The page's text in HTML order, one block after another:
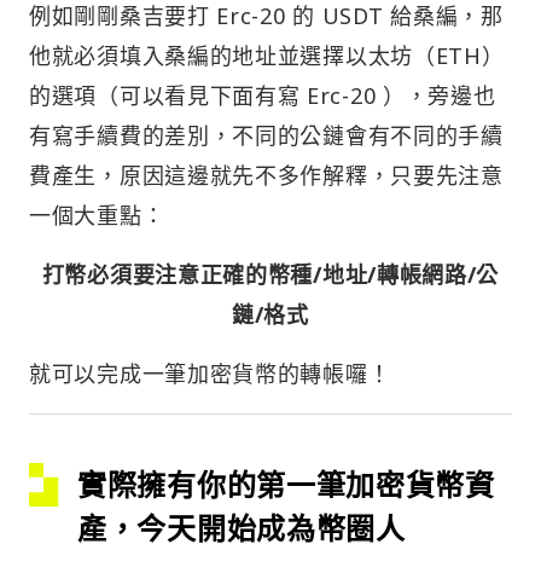
例如剛剛桑吉要打 Erc-20 的 USDT 給桑編，那
他就必須填入桑編的地址並選擇以太坊（ETH）
的選項（可以看見下面有寫 Erc-20 ），旁邊也
有寫手續費的差別，不同的公鏈會有不同的手續
費產生，原因這邊就先不多作解釋，只要先注意
一個大重點：
打幣必須要注意正確的幣種/地址/轉帳網路/公
鏈/格式
就可以完成一筆加密貨幣的轉帳囉！
實際擁有你的第一筆加密貨幣資
產，今天開始成為幣圈人